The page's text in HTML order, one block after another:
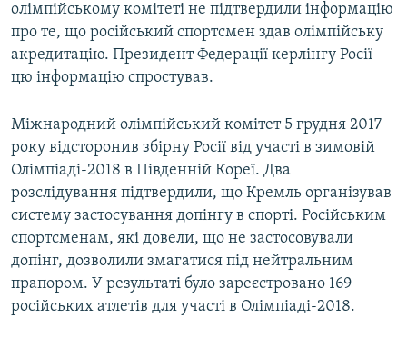
олімпійському комітеті не підтвердили інформацію
про те, що російський спортсмен здав олімпійську
акредитацію. Президент Федерації керлінгу Росії
цю інформацію спростував.
Міжнародний олімпійський комітет 5 грудня 2017
року відсторонив збірну Росії від участі в зимовій
Олімпіаді-2018 в Південній Кореї. Два
розслідування підтвердили, що Кремль організував
систему застосування допінгу в спорті. Російським
спортсменам, які довели, що не застосовували
допінг, дозволили змагатися під нейтральним
прапором. У результаті було зареєстровано 169
російських атлетів для участі в Олімпіаді-2018.